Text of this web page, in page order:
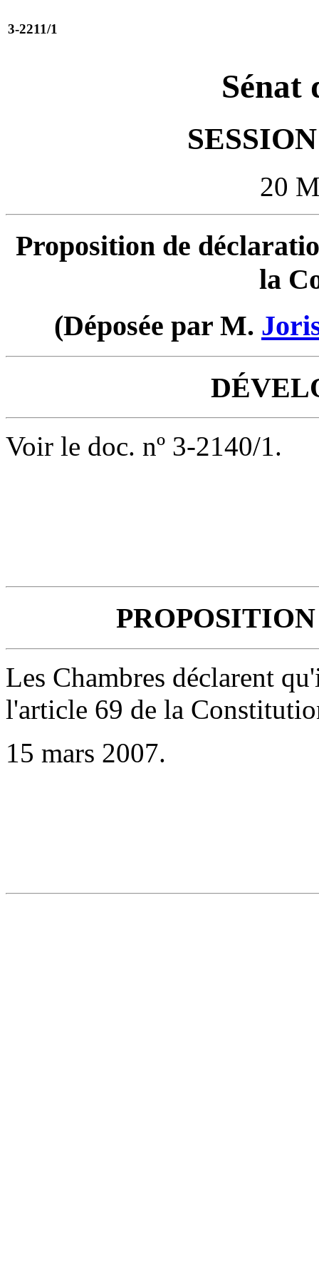
3-2211/1
Sénat
20
Proposition de
la
(Déposée par M.
Voir le doc. nº 3-2140/1.
Les Chambres déclarent
l'article 69 de la
15 mars 2007.